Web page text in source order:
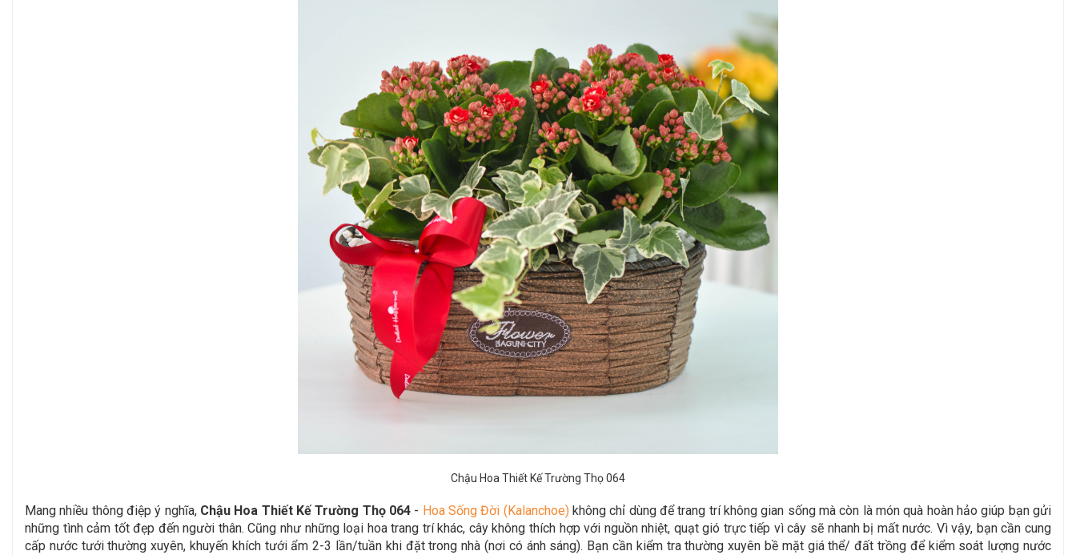
Chậu Hoa Thiết Kế Trường Thọ 064
Mang nhiều thông điệp ý nghĩa,Chậu Hoa Thiết Kế Trường Thọ 064 - Hoa Sống Đời (Kalanchoe)không chỉ dùng để trang trí không gian sống mà còn là món quà hoàn hảo giúp bạn gửi
những tình cảm tốt đẹp đến người thân.Cũng như những loại hoa trang trí khác, cây không thích hợp với nguồn nhiệt, quạt gió trực tiếp vì cây sẽ nhanh bị mất nước. Vì vậy, bạn cần cung
cấp nước tưới thường xuyên, khuyến khích tưới ẩm 2-3 lần/tuần khi đặt trong nhà (nơi có ánh sáng). Bạn cần kiểm tra thường xuyên bề mặt giá thể/ đất trồng để kiểm soát lượng nước